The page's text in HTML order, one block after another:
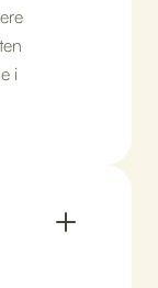
i